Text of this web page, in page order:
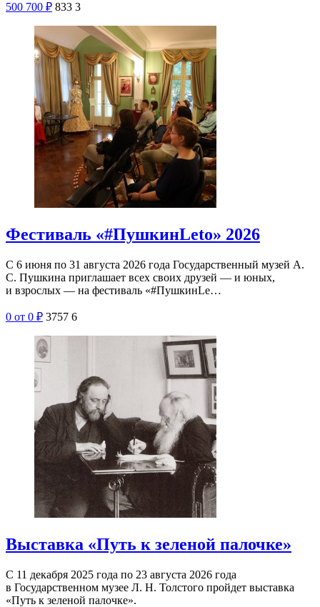
500 700 ₽ 833 3
Фестиваль «#ПушкинLeto» 2026
С 6 июня по 31 августа 2026 года Государственный музей А.
С. Пушкина приглашает всех своих друзей — и юных,
и взрослых — на фестиваль «#ПушкинLe…
0 от 0 ₽ 3757 6
Выставка «Путь к зеленой палочке»
С 11 декабря 2025 года по 23 августа 2026 года
в Государственном музее Л. Н. Толстого пройдет выставка
«Путь к зеленой палочке».